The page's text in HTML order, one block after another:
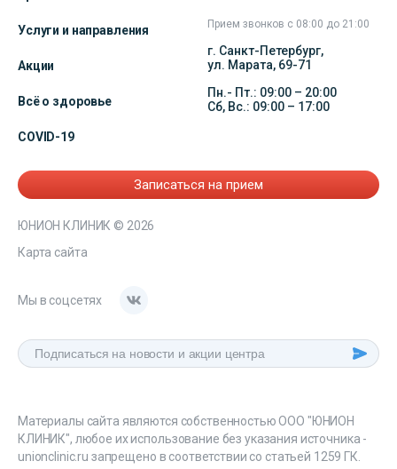
Услуги и направления
Акции
Всё о здоровье
COVID-19
Прием звонков с 08:00 до 21:00
г. Санкт-Петербург,
ул. Марата, 69-71
Пн.- Пт.: 09:00 – 20:00
Сб, Вс.: 09:00 – 17:00
Записаться на прием
ЮНИОН КЛИНИК © 2026
Карта сайта
Мы в соцсетях
Материалы сайта являются собственностью ООО "ЮНИОН
КЛИНИК", любое их использование без указания источника -
unionclinic.ru запрещено в соответствии со статьей 1259 ГК.